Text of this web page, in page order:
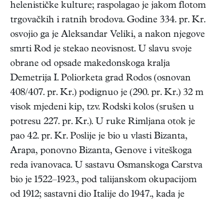
helenističke kulture; raspolagao je jakom flotom
trgovačkih i ratnih brodova. Godine 334. pr. Kr.
osvojio ga je Aleksandar Veliki, a nakon njegove
smrti Rod je stekao neovisnost. U slavu svoje
obrane od opsade makedonskoga kralja
Demetrija I. Poliorketa grad Rodos (osnovan
408/407. pr. Kr.) podignuo je (290. pr. Kr.) 32 m
visok mjedeni kip, tzv. Rodski kolos (srušen u
potresu 227. pr. Kr.). U ruke Rimljana otok je
pao 42. pr. Kr. Poslije je bio u vlasti Bizanta,
Arapa, ponovno Bizanta, Genove i viteškoga
reda ivanovaca. U sastavu Osmanskoga Carstva
bio je 1522–1923., pod talijanskom okupacijom
od 1912; sastavni dio Italije do 1947., kada je